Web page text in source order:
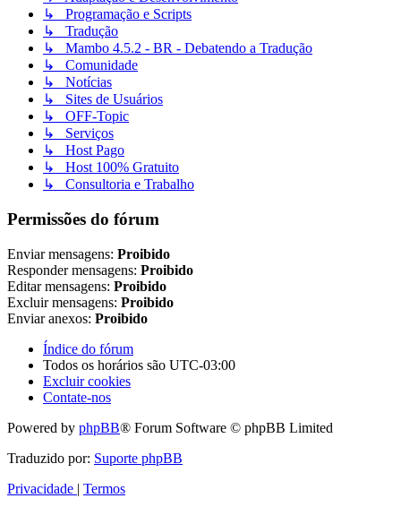
↳ Programação e Scripts
↳ Tradução
↳ Mambo 4.5.2 - BR - Debatendo a Tradução
↳ Comunidade
↳ Notícias
↳ Sites de Usuários
↳ OFF-Topic
↳ Serviços
↳ Host Pago
↳ Host 100% Gratuito
↳ Consultoria e Trabalho
Permissões do fórum
Enviar mensagens: Proibido
Responder mensagens: Proibido
Editar mensagens: Proibido
Excluir mensagens: Proibido
Enviar anexos: Proibido
Índice do fórum
Todos os horários são UTC-03:00
Excluir cookies
Contate-nos
Powered by phpBB® Forum Software © phpBB Limited
Traduzido por: Suporte phpBB
Privacidade | Termos